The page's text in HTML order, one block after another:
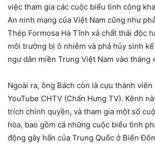
việc tham gia các cuộc biểu tình công
An ninh mạng của Việt Nam cũng như
Thép Formosa Hà Tĩnh xả chất thải độc
môi trường bị ô nhiễm và phá hủy sinh
ngư dân miền Trung Việt Nam vào tháng
Ngoài ra, ông Bách còn là cựu thành viên
YouTube CHTV (Chấn Hưng TV). Kênh
trích chính quyền, và tham gia một số
hòa, bao gồm cả những cuộc biểu tình
động gây hấn của Trung Quốc ở Biển